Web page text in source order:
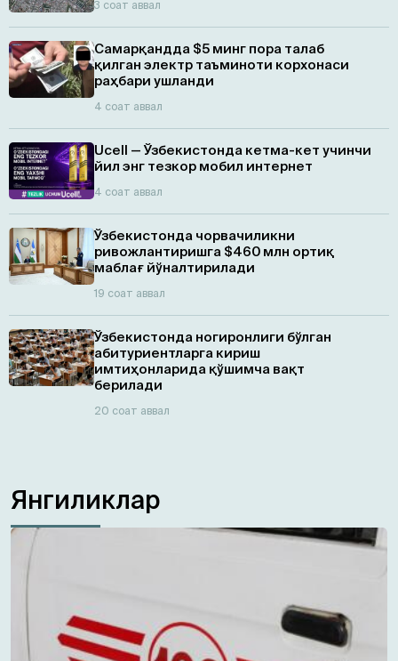
3 соат аввал
Самарқандда $5 минг пора талаб
қилган электр таъминоти корхонаси
раҳбари ушланди
4 соат аввал
Ucell — Ўзбекистонда кетма-кет учинчи
йил энг тезкор мобил интернет
4 соат аввал
Ўзбекистонда чорвачиликни
ривожлантиришга $460 млн ортиқ
маблағ йўналтирилади
19 соат аввал
Ўзбекистонда ногиронлиги бўлган
абитуриентларга кириш
имтиҳонларида қўшимча вақт
берилади
20 соат аввал
Янгиликлар